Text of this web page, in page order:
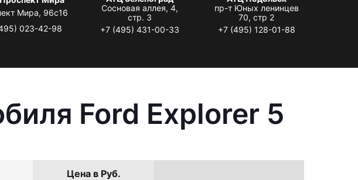
Мира, 96с16
023-42-98
Сосновая аллея, 4,
стр. 3
+7 (495) 431-00-33
пр-т Юных ленинцев
70, стр 2
+7 (495) 128-01-88
Ford Explorer 5
Цена в Руб.